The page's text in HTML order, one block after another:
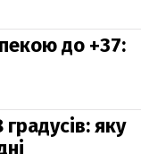
до +37:
яку